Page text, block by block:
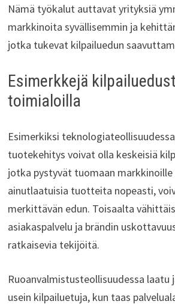
Nämä työkalut auttavat yrityksiä
markkinoita syvällisemmin ja
jotka tukevat kilpailuedun
Esimerkkejä
toimialoilla
Esimerkiksi
tuotekehitys voivat olla keskeisiä
jotka pystyvät tuomaan markkinoille
ainutlaatuisia tuotteita nopeasti,
merkittävän edun. Toisaalta
asiakaspalvelu ja brändin
ratkaisevia tekijöitä.
Ruoanvalmistusteollisuudessa laatu
usein kilpailuetuja, kun taas